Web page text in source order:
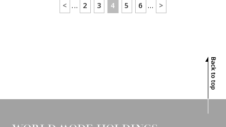
< ... 2 3 4 5 6 ... >